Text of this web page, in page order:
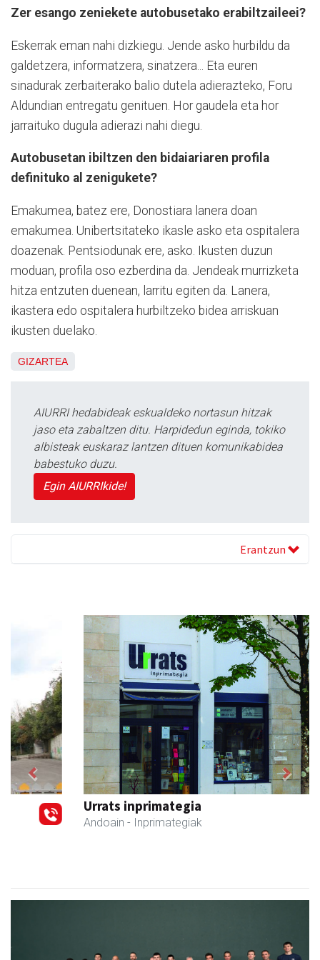
Zer esango zeniekete autobusetako erabiltzaileei?
Eskerrak eman nahi dizkiegu. Jende asko hurbildu da
galdetzera, informatzera, sinatzera... Eta euren
sinadurak zerbaiterako balio dutela adierazteko, Foru
Aldundian entregatu genituen. Hor gaudela eta hor
jarraituko dugula adierazi nahi diegu.
Autobusetan ibiltzen den bidaiariaren profila
definituko al zenigukete?
Emakumea, batez ere, Donostiara lanera doan
emakumea. Unibertsitateko ikasle asko eta ospitalera
doazenak. Pentsiodunak ere, asko. Ikusten duzun
moduan, profila oso ezberdina da. Jendeak murrizketa
hitza entzuten duenean, larritu egiten da. Lanera,
ikastera edo ospitalera hurbiltzeko bidea arriskuan
ikusten duelako.
GIZARTEA
AIURRI hedabideak eskualdeko nortasun hitzak
jaso eta zabaltzen ditu. Harpidedun eginda, tokiko
albisteak euskaraz lantzen dituen komunikabidea
babestuko duzu.
Egin AIURRIkide!
Erantzun
Urrats inprimategia
Andoain - Inprimategiak
Previous Next